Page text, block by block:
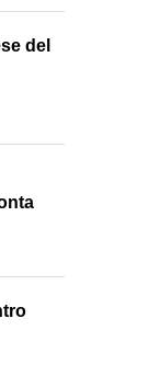
disposizioni
del